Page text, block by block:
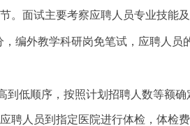
。面试主要考察应聘人员专业技能
，编外教学科研岗免笔试，应聘人员
到低顺序，按照计划招聘人数等额
聘人员到指定医院进行体检，体检